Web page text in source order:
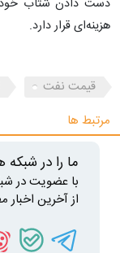
دست دادن شتاب
هزینه‌ای قرار دارد.
قیمت نفت
مرتبط ها
ما را در
با عضویت در
از آخرین اخبار